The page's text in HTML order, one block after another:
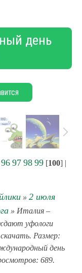
день
96 97 98 99[100] |
» 2 июля
» Италия –
уфологи
Размер:
день
689.